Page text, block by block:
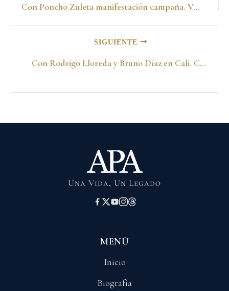
Con Poncho Zuleta manifestación campaña. Valledupar 1998
SIGUIENTE
Con Rodrigo Lloreda y Bruno Díaz en Cali. Campaña 1998
Una Vida, Un Legado
MENÚ
Inicio
Biografía